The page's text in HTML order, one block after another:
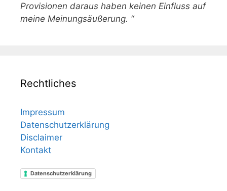
Provisionen daraus haben keinen Einfluss auf
meine Meinungsäußerung. “
Rechtliches
Impressum
Datenschutzerklärung
Disclaimer
Kontakt
Datenschutzerklärung